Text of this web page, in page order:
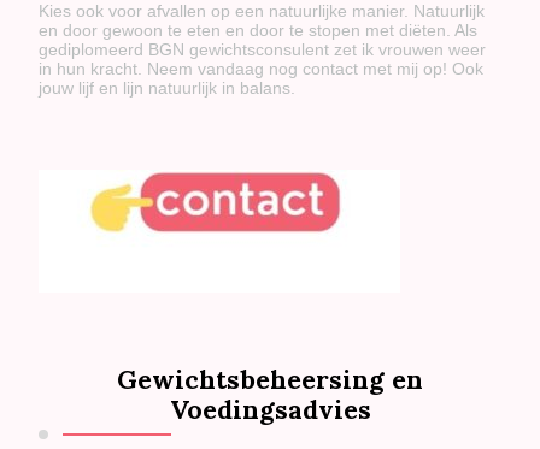
Kies ook voor afvallen op een natuurlijke manier. Natuurlijk
en door gewoon te eten en door te stopen met diëten. Als
gediplomeerd BGN gewichtsconsulent zet ik vrouwen weer
in hun kracht. Neem vandaag nog contact met mij op! Ook
jouw lijf en lijn natuurlijk in balans.
Gewichtsbeheersing en
Voedingsadvies